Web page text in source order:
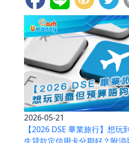
2026-05-21
【2026 DSE 畢業旅行】想